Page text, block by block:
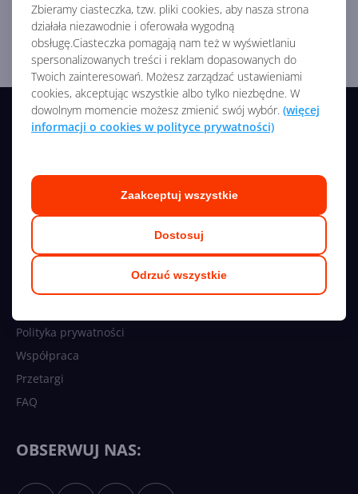
Zbieramy ciasteczka, tzw. pliki cookies, aby nasza strona
działała niezawodnie i oferowała wygodną
obsługę.Ciasteczka pomagają nam też w wyświetlaniu
spersonalizowanych treści i reklam dopasowanych do
Twoich zainteresowań. Możesz zarządzać ustawieniami
cookies, akceptując wszystkie albo tylko niezbędne. W
dowolnym momencie możesz zmienić swój wybór. (więcej
informacji o cookies w polityce prywatności)
Odrzuć wszystkie
Dostosuj
Zaakceptuj wszystkie
© 2026 CentrumXP/Onex Group
NASZE SERWISY
Kontakt
Kariera
Polityka prywatności
Współpraca
Przetargi
FAQ
OBSERWUJ NAS: